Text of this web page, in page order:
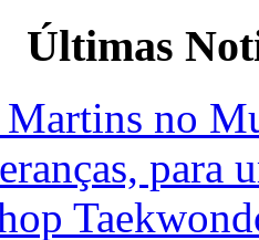
Últimas
no
para